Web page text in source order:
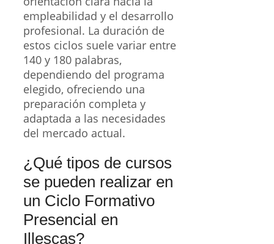
empleabilidad y el desarrollo
profesional. La duración de
estos ciclos suele variar entre
140 y 180 palabras,
dependiendo del programa
elegido, ofreciendo una
preparación completa y
adaptada a las necesidades
del mercado actual.
¿Qué tipos de cursos
se pueden realizar en
un Ciclo Formativo
Presencial en
Illescas?